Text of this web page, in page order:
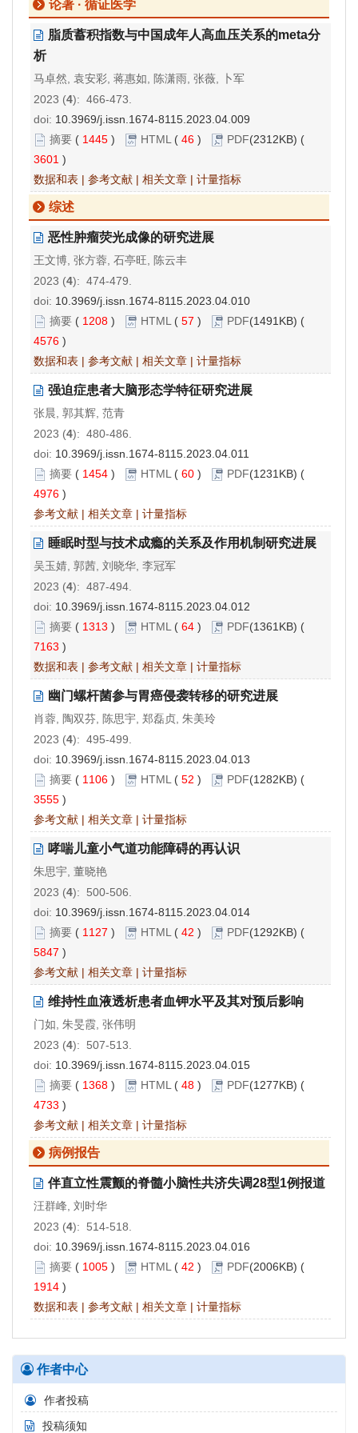
论著 · 循证医学
脂质蓄积指数与中国成年人高血压关系的meta分
析
马卓然, 袁安彩, 蒋惠如, 陈潇雨, 张薇, 卜军
2023 (4): 466-473.
doi: 10.3969/j.issn.1674-8115.2023.04.009
摘要 ( 1445 ) HTML ( 46 ) PDF(2312KB) (
3601 )
数据和表 | 参考文献 | 相关文章 | 计量指标
综述
恶性肿瘤荧光成像的研究进展
王文博, 张方蓉, 石亭旺, 陈云丰
2023 (4): 474-479.
doi: 10.3969/j.issn.1674-8115.2023.04.010
摘要 ( 1208 ) HTML ( 57 ) PDF(1491KB) (
4576 )
数据和表 | 参考文献 | 相关文章 | 计量指标
强迫症患者大脑形态学特征研究进展
张晨, 郭其辉, 范青
2023 (4): 480-486.
doi: 10.3969/j.issn.1674-8115.2023.04.011
摘要 ( 1454 ) HTML ( 60 ) PDF(1231KB) (
4976 )
参考文献 | 相关文章 | 计量指标
睡眠时型与技术成瘾的关系及作用机制研究进展
吴玉婧, 郭茜, 刘晓华, 李冠军
2023 (4): 487-494.
doi: 10.3969/j.issn.1674-8115.2023.04.012
摘要 ( 1313 ) HTML ( 64 ) PDF(1361KB) (
7163 )
数据和表 | 参考文献 | 相关文章 | 计量指标
幽门螺杆菌参与胃癌侵袭转移的研究进展
肖蓉, 陶双芬, 陈思宇, 郑磊贞, 朱美玲
2023 (4): 495-499.
doi: 10.3969/j.issn.1674-8115.2023.04.013
摘要 ( 1106 ) HTML ( 52 ) PDF(1282KB) (
3555 )
参考文献 | 相关文章 | 计量指标
哮喘儿童小气道功能障碍的再认识
朱思宇, 董晓艳
2023 (4): 500-506.
doi: 10.3969/j.issn.1674-8115.2023.04.014
摘要 ( 1127 ) HTML ( 42 ) PDF(1292KB) (
5847 )
参考文献 | 相关文章 | 计量指标
维持性血液透析患者血钾水平及其对预后影响
门如, 朱旻霞, 张伟明
2023 (4): 507-513.
doi: 10.3969/j.issn.1674-8115.2023.04.015
摘要 ( 1368 ) HTML ( 48 ) PDF(1277KB) (
4733 )
参考文献 | 相关文章 | 计量指标
病例报告
伴直立性震颤的脊髓小脑性共济失调28型1例报道
汪群峰, 刘时华
2023 (4): 514-518.
doi: 10.3969/j.issn.1674-8115.2023.04.016
摘要 ( 1005 ) HTML ( 42 ) PDF(2006KB) (
1914 )
数据和表 | 参考文献 | 相关文章 | 计量指标
作者中心
作者投稿
投稿须知